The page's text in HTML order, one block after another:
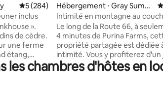
Évaluation moyenne sur la base de 284
5 (284)
inclus
».
de cèdre.
une ferme
étang,
de la
du safari
Hébergement ⋅ Gray Summi
t
Intimité en montagne au
soleil
Le long de la Route 66, à
4 minutes de Purina Farms,
propriété partagée est dédiée
intimité. Vous y profiterez d'un
d'une terrasse privée, de 3
2 salles de bain complètes,
les chambres d'hôtes en